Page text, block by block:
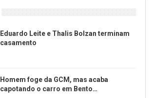
Eduardo Leite e Thalis Bolzan terminam
casamento
Homem foge da GCM, mas acaba
capotando o carro em Bento…